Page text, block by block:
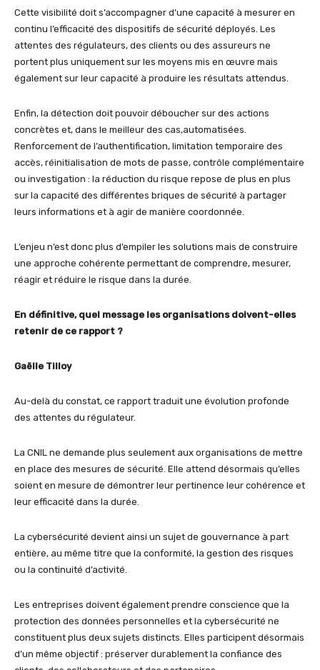
Cette visibilité doit s’accompagner d’une capacité à mesurer en
continu l’efficacité des dispositifs de sécurité déployés. Les
attentes des régulateurs, des clients ou des assureurs ne
portent plus uniquement sur les moyens mis en œuvre mais
également sur leur capacité à produire les résultats attendus.
Enfin, la détection doit pouvoir déboucher sur des actions
concrètes et, dans le meilleur des cas,automatisées.
Renforcement de l’authentification, limitation temporaire des
accès, réinitialisation de mots de passe, contrôle complémentaire
ou investigation : la réduction du risque repose de plus en plus
sur la capacité des différentes briques de sécurité à partager
leurs informations et à agir de manière coordonnée.
L’enjeu n’est donc plus d’empiler les solutions mais de construire
une approche cohérente permettant de comprendre, mesurer,
réagir et réduire le risque dans la durée.
En définitive, quel message les organisations doivent-elles
retenir de ce rapport ?
Gaëlle Tilloy
Au-delà du constat, ce rapport traduit une évolution profonde
des attentes du régulateur.
La CNIL ne demande plus seulement aux organisations de mettre
en place des mesures de sécurité. Elle attend désormais qu’elles
soient en mesure de démontrer leur pertinence leur cohérence et
leur efficacité dans la durée.
La cybersécurité devient ainsi un sujet de gouvernance à part
entière, au même titre que la conformité, la gestion des risques
ou la continuité d’activité.
Les entreprises doivent également prendre conscience que la
protection des données personnelles et la cybersécurité ne
constituent plus deux sujets distincts. Elles participent désormais
d’un même objectif : préserver durablement la confiance des